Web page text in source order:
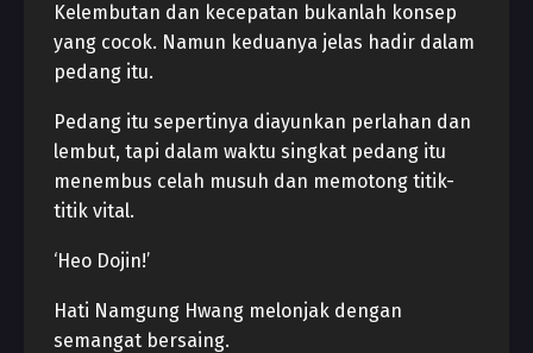
Kelembutan dan kecepatan bukanlah konsep
yang cocok. Namun keduanya jelas hadir dalam
pedang itu.
Pedang itu sepertinya diayunkan perlahan dan
lembut, tapi dalam waktu singkat pedang itu
menembus celah musuh dan memotong titik-
titik vital.
‘Heo Dojin!’
Hati Namgung Hwang melonjak dengan
semangat bersaing.